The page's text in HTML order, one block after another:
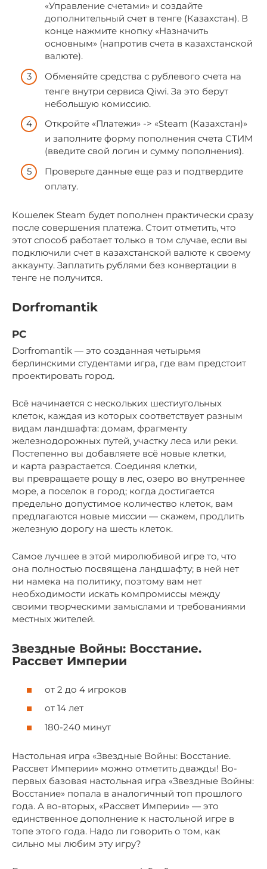
«Управление счетами» и создайте
дополнительный счет в тенге (Казахстан). В
конце нажмите кнопку «Назначить
основным» (напротив счета в казахстанской
валюте).
Обменяйте средства с рублевого счета на
тенге внутри сервиса Qiwi. За это берут
небольшую комиссию.
Откройте «Платежи» -> «Steam (Казахстан)»
и заполните форму пополнения счета СТИМ
(введите свой логин и сумму пополнения).
Проверьте данные еще раз и подтвердите
оплату.
Кошелек Steam будет пополнен практически сразу
после совершения платежа. Стоит отметить, что
этот способ работает только в том случае, если вы
подключили счет в казахстанской валюте к своему
аккаунту. Заплатить рублями без конвертации в
тенге не получится.
Dorfromantik
PC
Dorfromantik — это созданная четырьмя
берлинскими студентами игра, где вам предстоит
проектировать город.
Всё начинается с нескольких шестиугольных
клеток, каждая из которых соответствует разным
видам ландшафта: домам, фрагменту
железнодорожных путей, участку леса или реки.
Постепенно вы добавляете всё новые клетки,
и карта разрастается. Соединяя клетки,
вы превращаете рощу в лес, озеро во внутреннее
море, а поселок в город; когда достигается
предельно допустимое количество клеток, вам
предлагаются новые миссии — скажем, продлить
железную дорогу на шесть клеток.
Самое лучшее в этой миролюбивой игре то, что
она полностью посвящена ландшафту; в ней нет
ни намека на политику, поэтому вам нет
необходимости искать компромиссы между
своими творческими замыслами и требованиями
местных жителей.
Звездные Войны: Восстание.
Рассвет Империи
от 2 до 4 игроков
от 14 лет
180-240 минут
Настольная игра «Звездные Войны: Восстание.
Рассвет Империи» можно отметить дважды! Во-
первых базовая настольная игра «Звездные Войны:
Восстание» попала в аналогичный топ прошлого
года. А во-вторых, «Рассвет Империи» — это
единственное дополнение к настольной игре в
топе этого года. Надо ли говорить о том, как
сильно мы любим эту игру?